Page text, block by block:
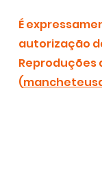
É
autorização
Reproduções
(